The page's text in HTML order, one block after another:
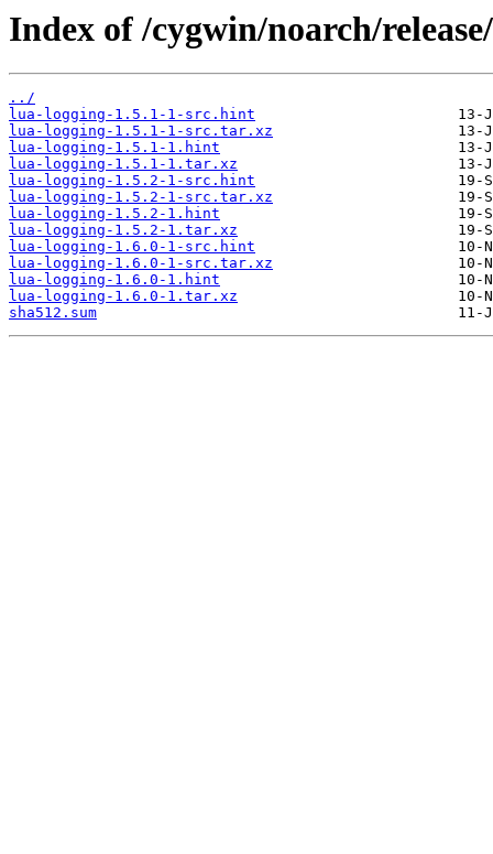
Index of /cygwin/noarch/
../
lua-logging-1.5.1-1-src.hint
lua-logging-1.5.1-1-src.tar.xz
lua-logging-1.5.1-1.hint
lua-logging-1.5.1-1.tar.xz
lua-logging-1.5.2-1-src.hint
lua-logging-1.5.2-1-src.tar.xz
lua-logging-1.5.2-1.hint
lua-logging-1.5.2-1.tar.xz
lua-logging-1.6.0-1-src.hint
lua-logging-1.6.0-1-src.tar.xz
lua-logging-1.6.0-1.hint
lua-logging-1.6.0-1.tar.xz
sha512.sum